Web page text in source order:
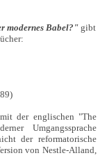
modernes Babel?" gibt
der englischen "The
Umgangssprache
der reformatorische
von Nestle-Alland,